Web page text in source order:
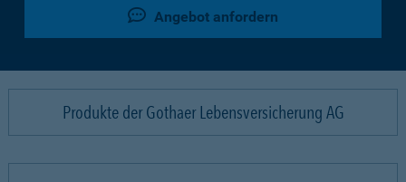
Angebot anfordern
Produkte der Gothaer Lebensversicherung AG